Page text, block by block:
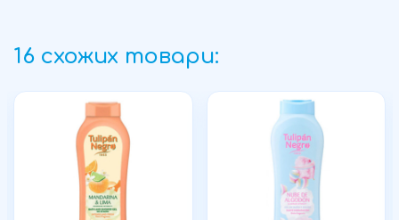
16 схожих товари: